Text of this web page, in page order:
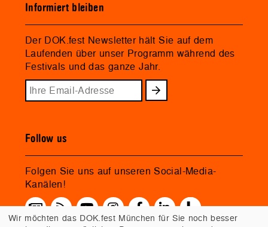
Informiert bleiben
Der DOK.fest Newsletter hält Sie auf dem
Laufenden über unser Programm während des
Festivals und das ganze Jahr.
Follow us
Folgen Sie uns auf unseren Social-Media-
Kanälen!
Wir möchten das DOK.fest München für Sie noch besser